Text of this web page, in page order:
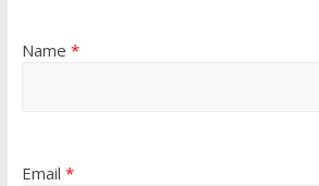
Name *
Email *